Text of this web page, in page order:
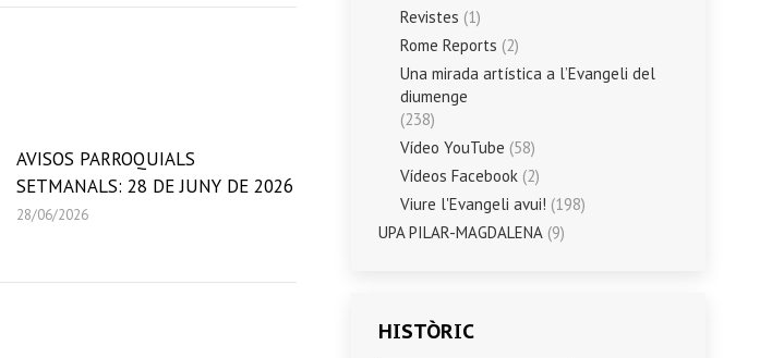
AVISOS PARROQUIALS
SETMANALS: 28 DE JUNY DE 2026
28/06/2026
Revistes (1)
Rome Reports (2)
Una mirada artística a l’Evangeli del
diumenge
(238)
Vídeo YouTube (58)
Vídeos Facebook (2)
Viure l'Evangeli avui! (198)
UPA PILAR-MAGDALENA (9)
HISTÒRIC